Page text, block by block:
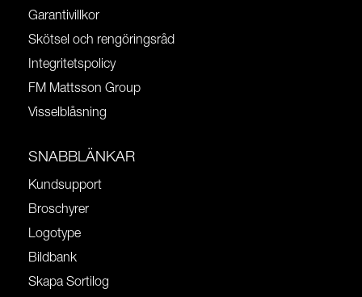
Garantivillkor
Skötsel och rengöringsråd
Integritetspolicy
FM Mattsson Group
Visselblåsning
SNABBLÄNKAR
Kundsupport
Broschyrer
Logotype
Bildbank
Skapa Sortilog